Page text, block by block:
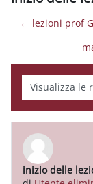
← lezioni prof
Modalità
inizio delle
Numero di